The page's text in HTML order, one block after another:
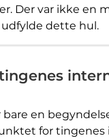
Der var ikke en
dette hul.
bare en
for tingenes